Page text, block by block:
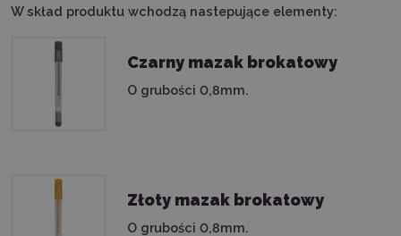
W skład produktu wchodzą nastepujące elementy:
Czarny mazak brokatowy
O grubości 0,8mm.
Złoty mazak brokatowy
O grubości 0,8mm.